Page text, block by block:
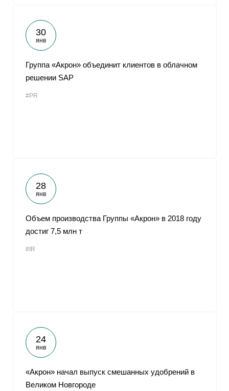
30
янв
Группа «Акрон» объединит клиентов в облачном
решении SAP
#PR
28
янв
Объем производства Группы «Акрон» в 2018 году
достиг 7,5 млн т
#IR
24
янв
«Акрон» начал выпуск смешанных удобрений в
Великом Новгороде